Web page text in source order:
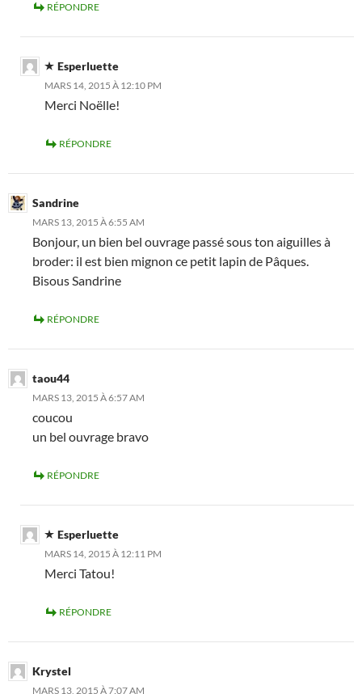
RÉPONDRE
Esperluette
MARS 14, 2015 À 12:10 PM
Merci Noëlle!
RÉPONDRE
Sandrine
MARS 13, 2015 À 6:55 AM
Bonjour, un bien bel ouvrage passé sous ton aiguilles à
broder: il est bien mignon ce petit lapin de Pâques.
Bisous Sandrine
RÉPONDRE
taou44
MARS 13, 2015 À 6:57 AM
coucou
un bel ouvrage bravo
RÉPONDRE
Esperluette
MARS 14, 2015 À 12:11 PM
Merci Tatou!
RÉPONDRE
Krystel
MARS 13, 2015 À 7:07 AM